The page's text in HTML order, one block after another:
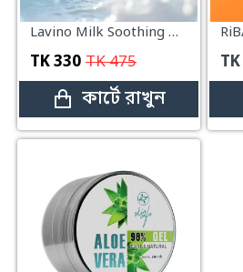
Lavino Milk Soothing Gel 99% – 250ml
TK330 TK475
কার্টে রাখুন
TK